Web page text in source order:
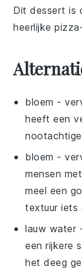
Ditdessert is
heerlijke
bloem -
heeft een
bloem -
mensen
meel een
textuur iets
lauw water
een rijkere
het deeg